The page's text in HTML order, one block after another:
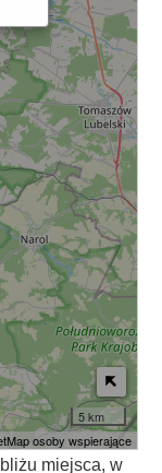
5 km
osoby wspierające
miejsca, w